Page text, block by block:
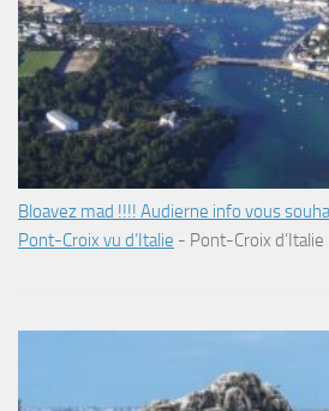
Bloavez mad !!!! Audierne info vous
Pont-Croix vu d’Italie - Pont-Croix